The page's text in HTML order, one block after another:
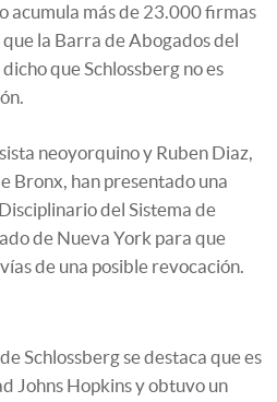
acumula más de 23.000 firmas
la Barra de Abogados del
que Schlossberg no es
neoyorquino y Ruben Diaz,
Bronx, han presentado una
del Sistema de
de Nueva York para que
de una posible revocación.
Schlossberg se destaca que es
Johns Hopkins y obtuvo un